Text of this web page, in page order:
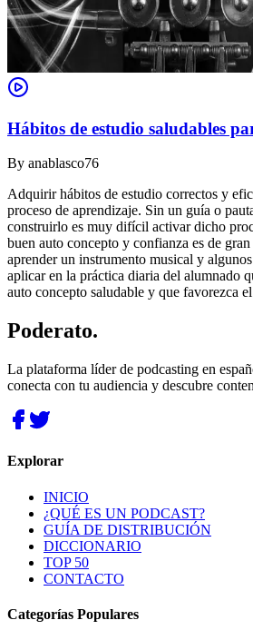
Hábitos de estudio saludables
By anablasco76
Adquirir hábitos de estudio correctos y
proceso de aprendizaje. Sin un guía o
construirlo es muy difícil activar dicho
buen auto concepto y confianza es de
aprender un instrumento musical y
aplicar en la práctica diaria del alumnado
auto concepto saludable y que favorezca
Poderato.
La plataforma líder de podcasting en
conecta con tu audiencia y descubre
Explorar
INICIO
¿QUÉ ES UN PODCAST?
GUÍA DE DISTRIBUCIÓN
DICCIONARIO
TOP 50
CONTACTO
Categorías Populares